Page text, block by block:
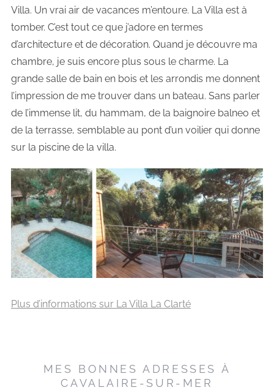
Villa. Un vrai air de vacances m’entoure. La Villa est à
tomber. C’est tout ce que j’adore en termes
d’architecture et de décoration. Quand je découvre ma
chambre, je suis encore plus sous le charme. La
grande salle de bain en bois et les arrondis me donnent
l’impression de me trouver dans un bateau. Sans parler
de l’immense lit, du hammam, de la baignoire balneo et
de la terrasse, semblable au pont d’un voilier qui donne
sur la piscine de la villa.
Plus d’informations sur La Villa La Clarté
MES BONNES ADRESSES À
CAVALAIRE-SUR-MER